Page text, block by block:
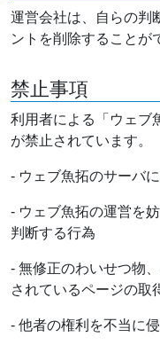
運営会社は、自らの判
ントを削除することが
禁止事項
利用者による「ウェブ
が禁止されています。
- ウェブ魚拓のサーバ
- ウェブ魚拓の運営を
判断する行為
- 無修正のわいせつ物
されているページの取
- 他者の権利を不当に